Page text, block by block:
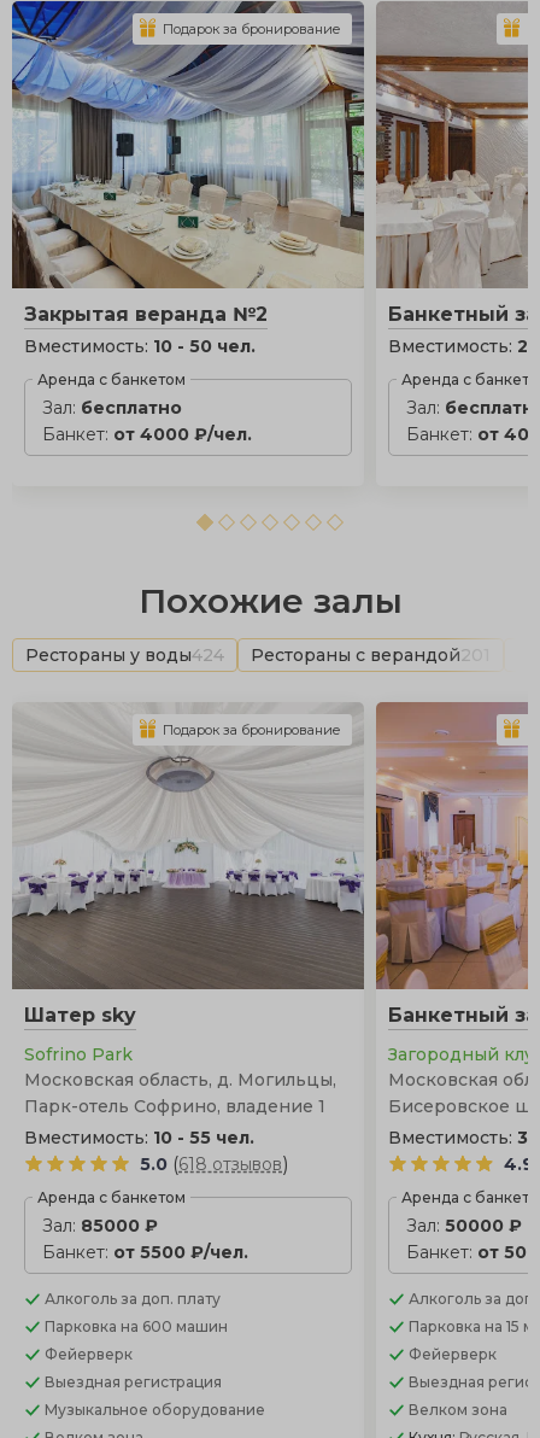
Закрытая веранда №2
Вместимость: 10 - 50 чел.
Аренда с банкетом
Зал: бесплатно
Банкет: от 4000 ₽/чел.
Подарок за бронирование
Банкетный
Вместимость:
Аренда с
Зал:
Банкет: от
Похожие залы
Рестораны у воды424 Рестораны с верандой201
Шатер sky
Sofrino Park
Московская область, д. Могильцы,
Парк-отель Софрино, владение 1
Вместимость: 10 - 55 чел.
5.0 (618 отзывов)
Аренда с банкетом
Зал: 85000 ₽
Банкет: от 5500 ₽/чел.
Алкоголь за доп. плату
Парковка на 600 машин
Фейерверк
Выездная регистрация
Музыкальное оборудование
Подарок за бронирование
Банкетный
Загородный
Московская
Бисеровское
Вместимость:
4.9
Аренда с
Зал:50000 ₽
Банкет: от
Алкоголь за
Парковка на 15
Фейерверк
Выездная
Велком зона